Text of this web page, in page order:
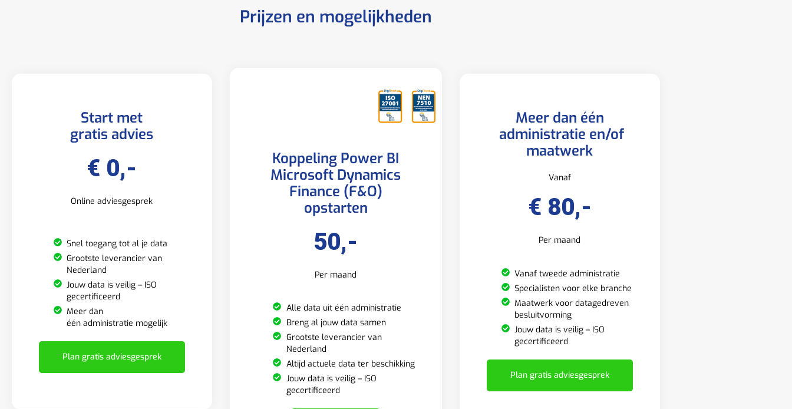
Prijzen en mogelijkheden
Start met
gratis advies
€ 0,-
Online adviesgesprek
Snel toegang tot al je data
Grootste leverancier van
Nederland
Jouw data is veilig – ISO
gecertificeerd
Meer dan
één administratie mogelijk
Plan gratis adviesgesprek
Koppeling Power BI
Microsoft Dynamics
Finance (F&O)
opstarten
50,-
Per maand
Alle data uit één administratie
Breng al jouw data samen
Grootste leverancier van
Nederland
Altijd actuele data ter beschikking
Jouw data is veilig – ISO
gecertificeerd
Meer dan één
administratie en/of
maatwerk
Vanaf
€ 80,-
Per maand
Vanaf tweede administratie
Specialisten voor elke branche
Maatwerk voor datagedreven
besluitvorming
Jouw data is veilig – ISO
gecertificeerd
Plan gratis adviesgesprek